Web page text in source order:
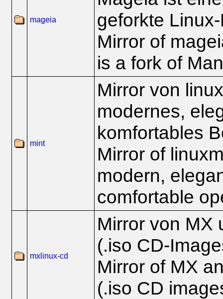
mageia
geforkte
Mirror of
is a fork of
mint
Mirror von
modernes,
komfortables
Mirror of
modern,
comfortable
mxlinux-cd
Mirror von MX
(.iso CD-
Mirror of MX
(.iso CD